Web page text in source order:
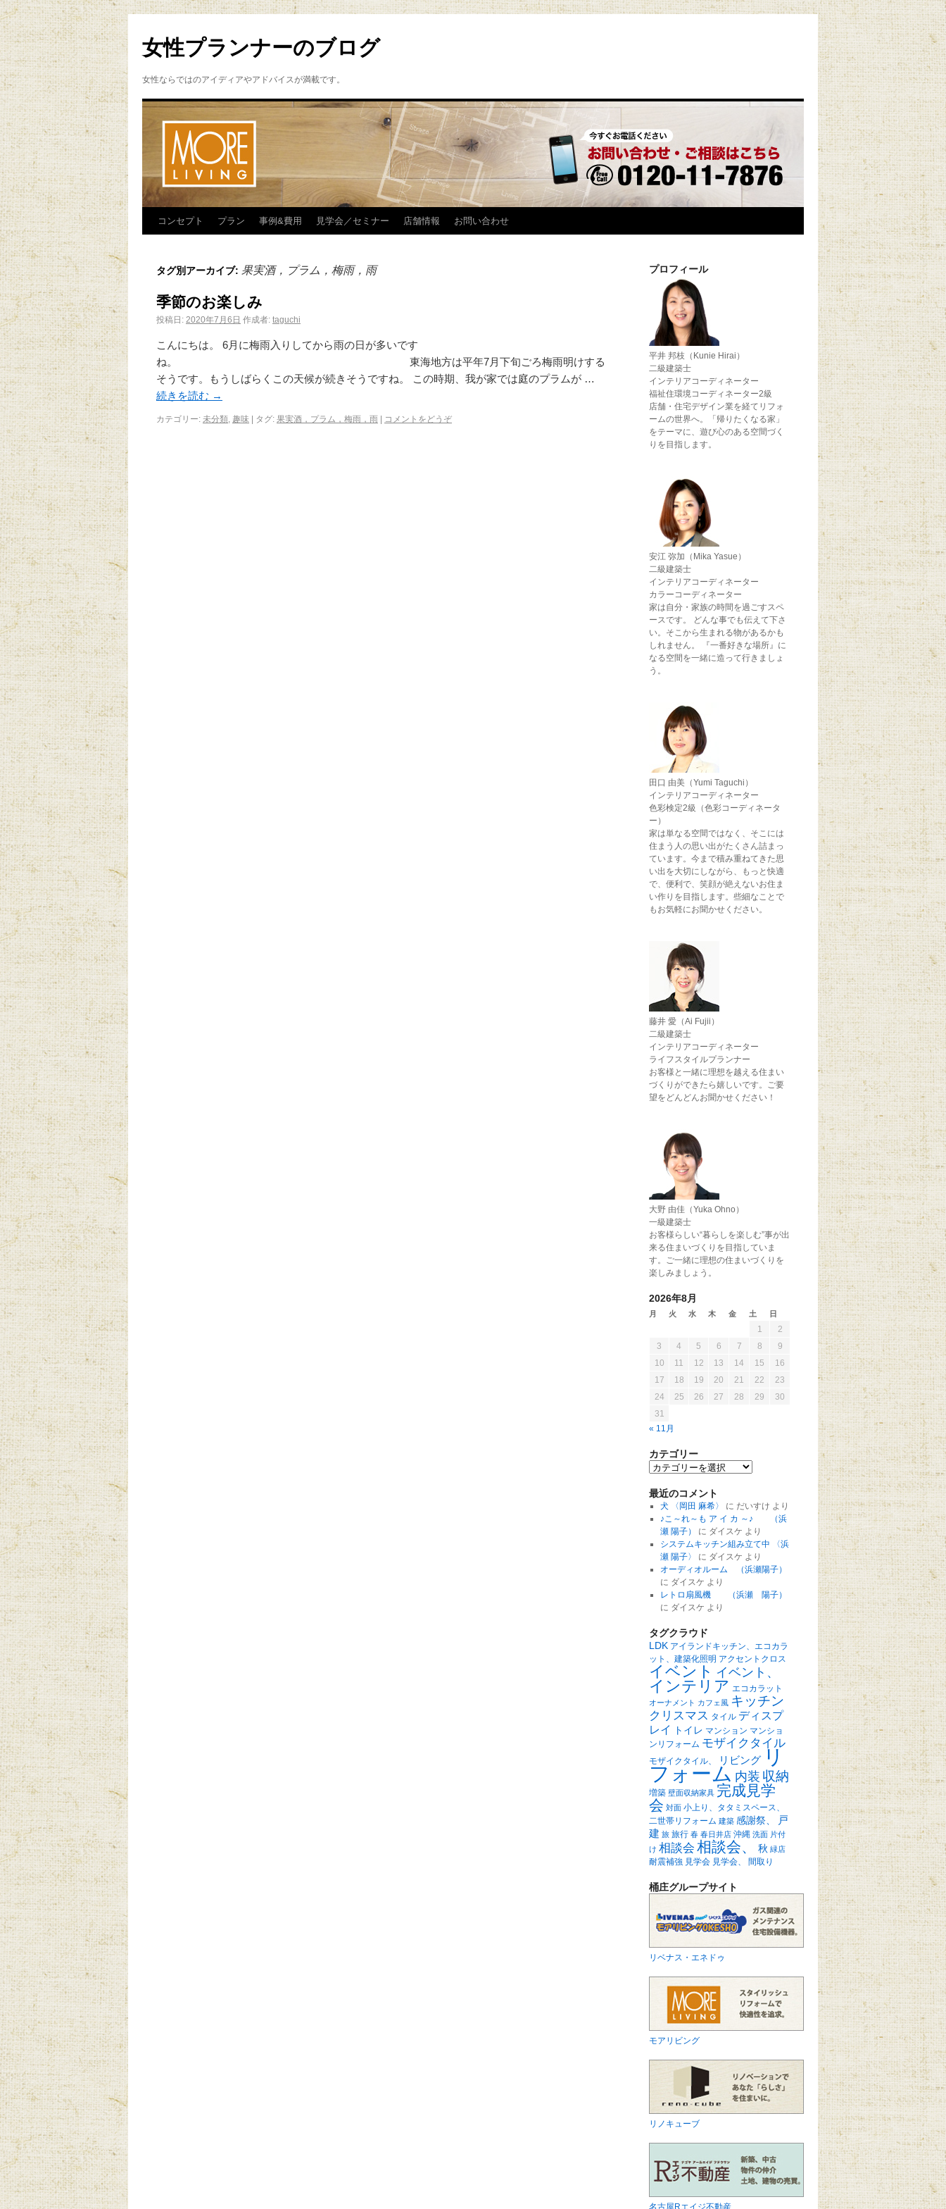
女性プランナーのブログ
女性ならではのアイディアやアドバイスが満載です。
コンセプト プラン 事例&費用 見学会／セミナー 店舗情報 お問い合わせ
タグ別アーカイブ: 果実酒，プラム，梅雨，雨
季節のお楽しみ
投稿日: 2020年7月6日 作成者: taguchi
こんにちは。 6月に梅雨入りしてから雨の日が多いです
ね。 東海地方は平年7月下旬ごろ梅雨明けする
そうです。もうしばらくこの天候が続きそうですね。 この時期、我が家では庭のプラムが …
続きを読む →
カテゴリー: 未分類, 趣味 タグ: 果実酒，プラム，梅雨，雨 コメントをどうぞ
プロフィール
平井 邦枝（Kunie Hirai）
二級建築士
インテリアコーディネーター
福祉住環境コーディネーター2級
店舗・住宅デザイン業を経てリフォ
ームの世界へ。「帰りたくなる家」
をテーマに、遊び心のある空間づく
りを目指します。
安江 弥加（Mika Yasue）
二級建築士
インテリアコーディネーター
カラーコーディネーター
家は自分・家族の時間を過ごすスペ
ースです。 どんな事でも伝えて下さ
い。そこから生まれる物があるかも
しれません。 『一番好きな場所』に
なる空間を一緒に造って行きましょ
う。
田口 由美（Yumi Taguchi）
インテリアコーディネーター
色彩検定2級（色彩コーディネータ
ー）
家は単なる空間ではなく、そこには
住まう人の思い出がたくさん詰まっ
ています。今まで積み重ねてきた思
い出を大切にしながら、もっと快適
で、便利で、笑顔が絶えないお住ま
い作りを目指します。些細なことで
もお気軽にお聞かせください。
藤井 愛（Ai Fujii）
二級建築士
インテリアコーディネーター
ライフスタイルプランナー
お客様と一緒に理想を越える住まい
づくりができたら嬉しいです。ご要
望をどんどんお聞かせください！
大野 由佳（Yuka Ohno）
一級建築士
お客様らしい“暮らしを楽しむ”事が出
来る住まいづくりを目指していま
す。ご一緒に理想の住まいづくりを
楽しみましょう。
2026年8月
月 火 水 木 金 土 日
« 11月
1
2
3
4 5 6 7 8
9
10
11 12 13 14 15
16
17
18 19 20 21 22
23
24
25 26 27 28 29
30
31
カテゴリー
最近のコメント
犬 〈岡田 麻希〉 に だいすけ より
♪こ～れ～も ア イ カ ～♪ （浜
瀬 陽子）
に ダイスケ より
システムキッチン組み立て中 〈浜
瀬 陽子〉
に ダイスケ より
オーディオルーム （浜瀬陽子）
に ダイスケ より
レトロ扇風機 （浜瀬 陽子）
に ダイスケ より
タグクラウド
LDK アイランドキッチン、エコカラ
ット、建築化照明 アクセントクロス
イベント イベント、
インテリア エコカラット
オーナメント カフェ風 キッチン
クリスマス タイル ディスプ
レイ
トイレ マンション マンショ
ンリフォーム モザイクタイル
モザイクタイル、 リビング リ
フォーム 内装 収納
増築 壁面収納家具 完成見学
会 対面 小上り、タタミスペース、
二世帯リフォーム 建築 感謝祭、
戸
建 旅 旅行 春 春日井店 沖縄 洗面 片付
け 相談会 相談会、 秋 緑店
耐震補強 見学会 見学会、 間取り
桶庄グループサイト
リベナス・エネドゥ
モアリビング
リノキューブ
名古屋Rエイジ不動産